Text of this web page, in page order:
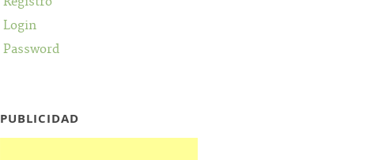
Login
Password
PUBLICIDAD